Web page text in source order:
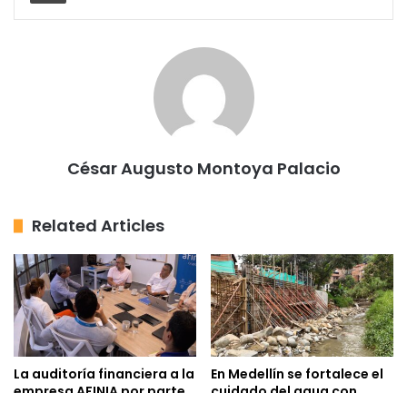
César Augusto Montoya Palacio
Related Articles
La auditoría financiera a la
En Medellín se fortalece el